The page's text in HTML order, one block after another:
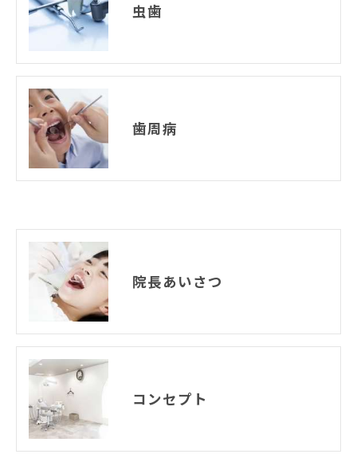
虫歯
歯周病
院長あいさつ
コンセプト